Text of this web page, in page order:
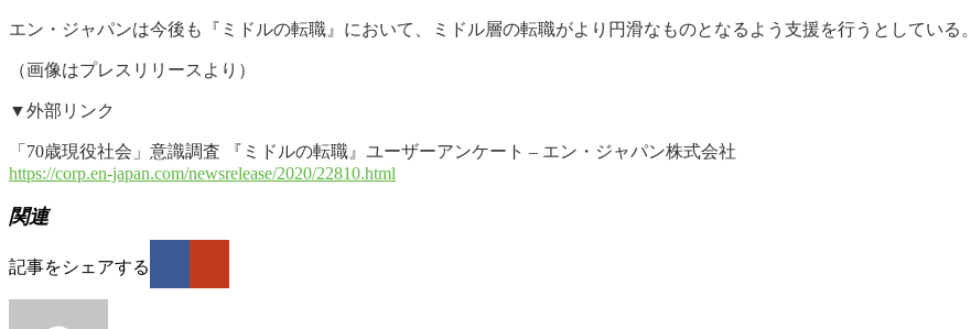
エン・ジャパンは今後も『ミドルの転職』において、ミドル層の転職がより円滑なものとなるよう支援を行うとしている。
（画像はプレスリリースより）
▼外部リンク
「70歳現役社会」意識調査 『ミドルの転職』ユーザーアンケート – エン・ジャパン株式会社
https://corp.en-japan.com/newsrelease/2020/22810.html
関連
記事をシェアする